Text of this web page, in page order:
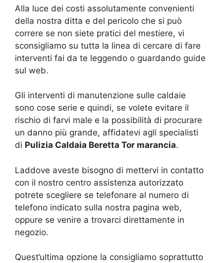
Alla luce dei costi assolutamente convenienti
della nostra ditta e del pericolo che si può
correre se non siete pratici del mestiere, vi
sconsigliamo su tutta la linea di cercare di fare
interventi fai da te leggendo o guardando guide
sul web.
Gli interventi di manutenzione sulle caldaie
sono cose serie e quindi, se volete evitare il
rischio di farvi male e la possibilità di procurare
un danno più grande, affidatevi agli specialisti
di Pulizia Caldaia Beretta Tor marancia.
Laddove aveste bisogno di mettervi in contatto
con il nostro centro assistenza autorizzato
potrete scegliere se telefonare al numero di
telefono indicato sulla nostra pagina web,
oppure se venire a trovarci direttamente in
negozio.
Quest’ultima opzione la consigliamo soprattutto